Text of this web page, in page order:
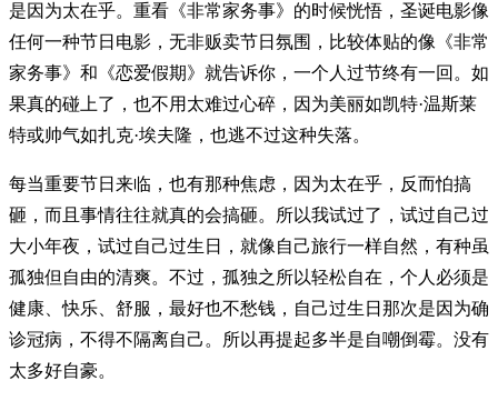
是因为太在乎。重看《非常家务事》的时候恍悟，圣诞电影像
任何一种节日电影，无非贩卖节日氛围，比较体贴的像《非常
家务事》和《恋爱假期》就告诉你，一个人过节终有一回。如
果真的碰上了，也不用太难过心碎，因为美丽如凯特·温斯莱
特或帅气如扎克·埃夫隆，也逃不过这种失落。
每当重要节日来临，也有那种焦虑，因为太在乎，反而怕搞
砸，而且事情往往就真的会搞砸。所以我试过了，试过自己过
大小年夜，试过自己过生日，就像自己旅行一样自然，有种虽
孤独但自由的清爽。不过，孤独之所以轻松自在，个人必须是
健康、快乐、舒服，最好也不愁钱，自己过生日那次是因为确
诊冠病，不得不隔离自己。所以再提起多半是自嘲倒霉。没有
太多好自豪。